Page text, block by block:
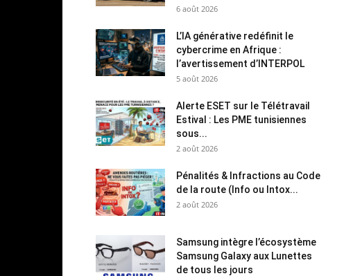
6 août 2026
L’IA générative redéfinit le
cybercrime en Afrique :
l’avertissement d’INTERPOL
5 août 2026
Alerte ESET sur le Télétravail
Estival : Les PME tunisiennes
sous...
2 août 2026
Pénalités & Infractions au Code
de la route (Info ou Intox...
2 août 2026
Samsung intègre l’écosystème
Samsung Galaxy aux Lunettes
de tous les jours